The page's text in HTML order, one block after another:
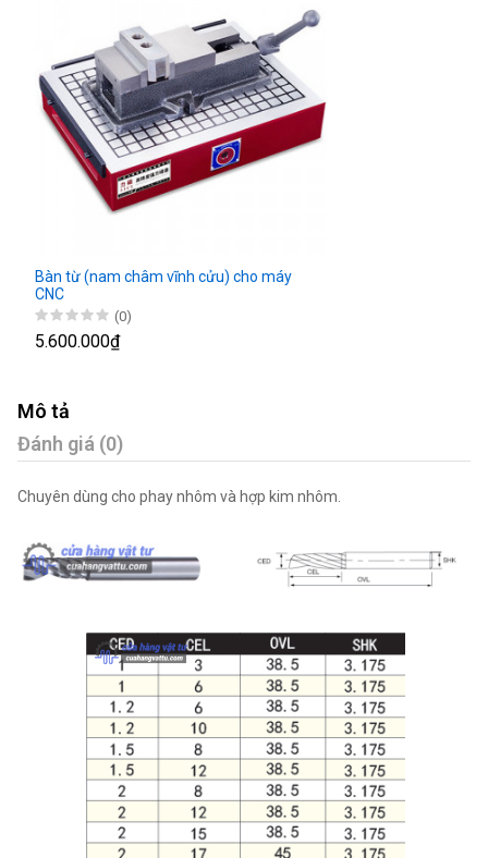
Bàn từ (nam châm vĩnh cửu) cho máy
CNC
(0)
5.600.000₫
Mô tả
Đánh giá (0)
Chuyên dùng cho phay nhôm và hợp kim nhôm.